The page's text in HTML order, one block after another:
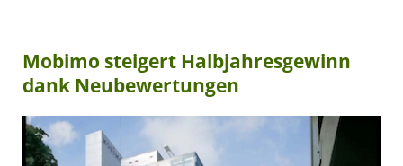
Mobimo steigert Halbjahresgewinn
dank Neubewertungen